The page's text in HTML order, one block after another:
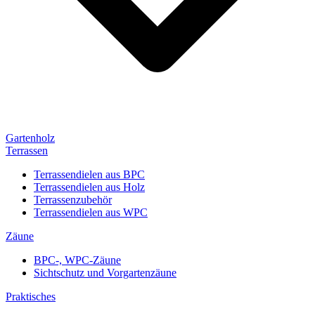
Gartenholz
Terrassen
Terrassendielen aus BPC
Terrassendielen aus Holz
Terrassenzubehör
Terrassendielen aus WPC
Zäune
BPC-, WPC-Zäune
Sichtschutz und Vorgartenzäune
Praktisches